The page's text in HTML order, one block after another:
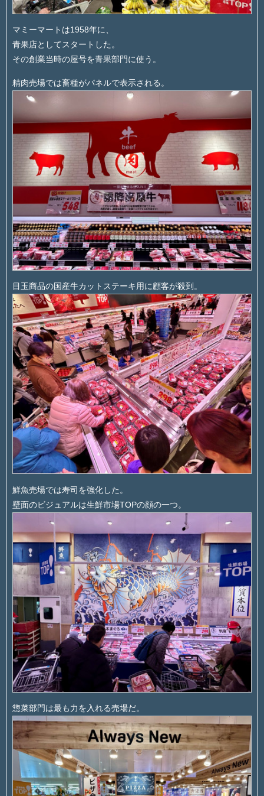
マミーマートは1958年に、
青果店としてスタートした。
その創業当時の屋号を青果部門に使う。
精肉売場では畜種がパネルで表示される。
目玉商品の国産牛カットステーキ用に顧客が殺到。
鮮魚売場では寿司を強化した。
壁面のビジュアルは生鮮市場TOPの顔の一つ。
惣菜部門は最も力を入れる売場だ。